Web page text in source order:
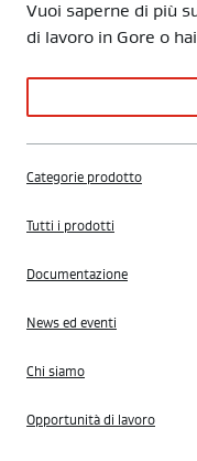
Vuoi saperne di più
di lavoro in Gore o
Categorie prodotto
Tutti i prodotti
Documentazione
News ed eventi
Chi siamo
Opportunità di lavoro